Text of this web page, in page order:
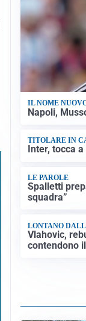
IL NOME
Napoli,
TITOLARE IN
Inter, tocca
LE PAROLE
Spalletti
squadra”
LONTANO
Vlahovic,
contendono